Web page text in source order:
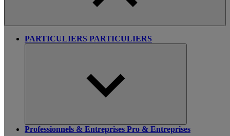
PARTICULIERS PARTICULIERS
Professionnels & Entreprises Pro & Entreprises